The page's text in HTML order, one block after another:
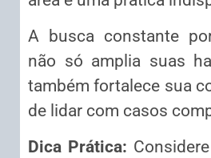
A busca constante
não só amplia suas
também fortalece sua
de lidar com casos
Dica Prática: